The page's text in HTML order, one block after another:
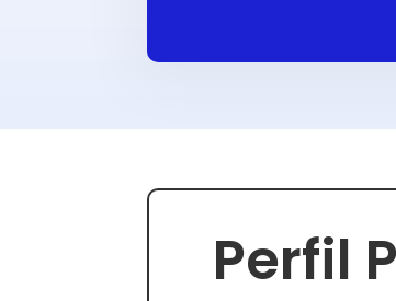
Perfil